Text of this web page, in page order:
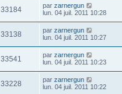
33184 par zarnergun
lun. 04 juil. 2011 10:28
33138 par zarnergun
lun. 04 juil. 2011 10:27
33541 par zarnergun
lun. 04 juil. 2011 10:23
33228 par zarnergun
lun. 04 juil. 2011 10:22